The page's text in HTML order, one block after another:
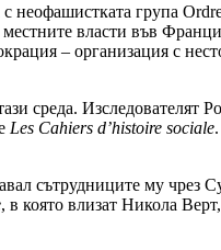
група
власти във
– организация с
среда.
Les Cahiers d’histoire sociale
сътрудниците му чрез
, в която влизат Никола